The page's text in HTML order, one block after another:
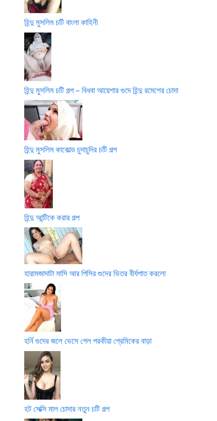
হিন্দু মুসলিম চটি বাংলা কাহিনী
হিন্দু মুসলিম চটি গল্প – বিধবা আয়েশার গুদে হিন্দু রমেশের চোদা
হিন্দু মুসলিম কাকোল্ড চুদাচুদির চটি গল্প
হিন্দু আন্টিকে করার গল্প
হারামজাদাটা মাসি আর পিসির গুদের ভিতর বীর্যপাত করলো
হর্নি গুদের জলে ভেসে গেল পরকীয়া প্রেমিকের বাড়া
হট সেক্সি মাল চোদার নতুন চটি গল্প